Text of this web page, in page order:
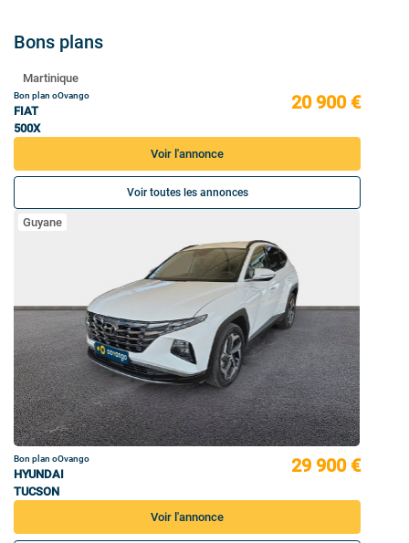
Bons plans
Martinique
Bon plan oOvango
FIAT
500X
20 900 €
Voir l'annonce
Voir toutes les annonces
Guyane
Bon plan oOvango
HYUNDAI
TUCSON
29 900 €
Voir l'annonce